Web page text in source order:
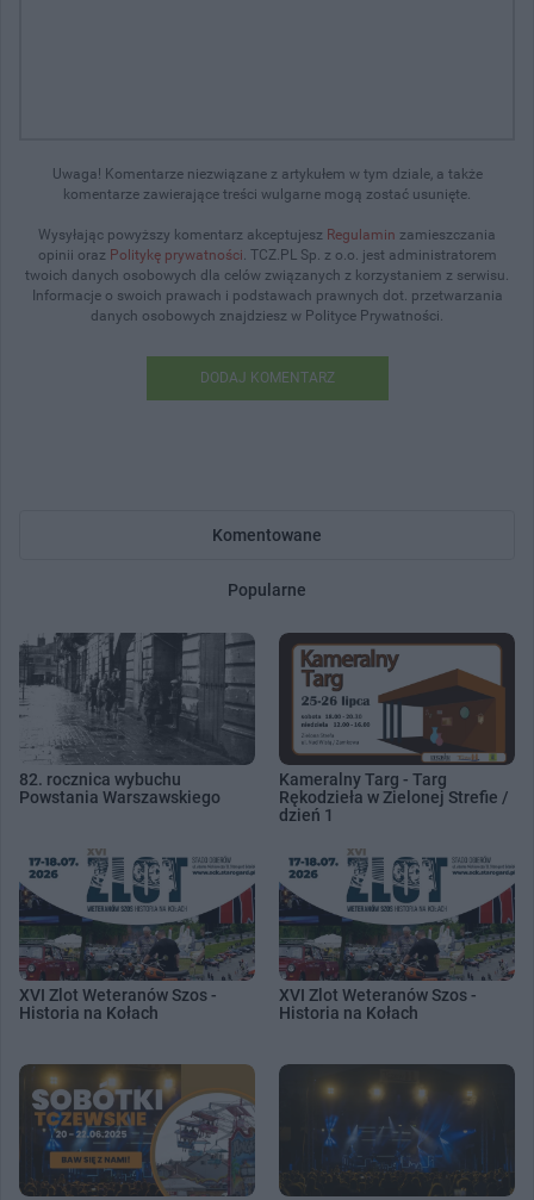
Uwaga! Komentarze niezwiązane z artykułem w tym dziale, a także
komentarze zawierające treści wulgarne mogą zostać usunięte.
Wysyłając powyższy komentarz akceptujesz Regulamin zamieszczania
opinii oraz Politykę prywatności. TCZ.PL Sp. z o.o. jest administratorem
twoich danych osobowych dla celów związanych z korzystaniem z serwisu.
Informacje o swoich prawach i podstawach prawnych dot. przetwarzania
danych osobowych znajdziesz w Polityce Prywatności.
DODAJ KOMENTARZ
Komentowane
Popularne
82. rocznica wybuchu
Powstania Warszawskiego
Kameralny Targ - Targ
Rękodzieła w Zielonej Strefie /
dzień 1
XVI Zlot Weteranów Szos -
Historia na Kołach
XVI Zlot Weteranów Szos -
Historia na Kołach